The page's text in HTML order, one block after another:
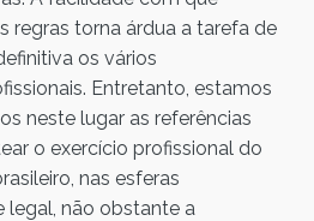
regras torna árdua a tarefa de
os vários
Entretanto, estamos
neste lugar as referências
o exercício profissional do
nas esferas
legal, não obstante a